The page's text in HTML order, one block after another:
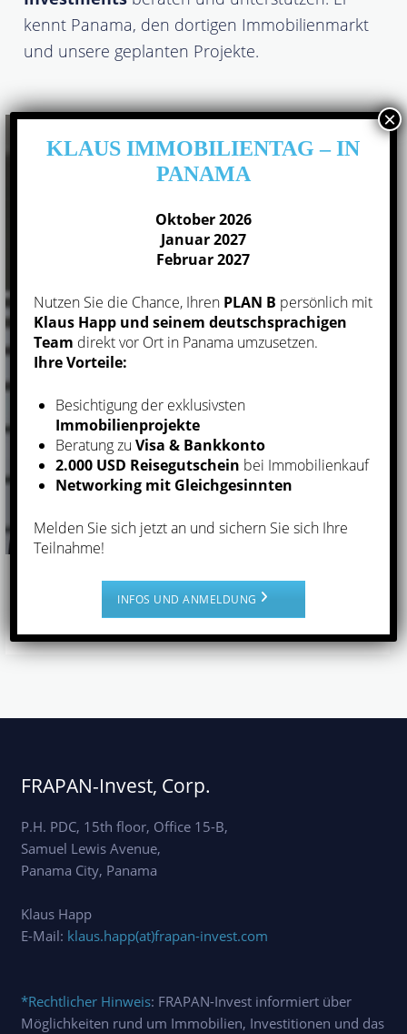
kennt Panama, den dortigen Immobilienmarkt
und unsere geplanten Projekte.
JOCHEN BALL
STEUERBERATER & WIRTSCHAFTSPRÜFER
FRAPAN-Invest, Corp.
P.H. PDC, 15th floor, Office 15-B,
Samuel Lewis Avenue,
Panama City, Panama
Klaus Happ
E-Mail: klaus.happ(at)frapan-invest.com
*Rechtlicher Hinweis: FRAPAN-Invest informiert über
Möglichkeiten rund um Immobilien, Investitionen und das
KLAUS IMMOBILIENTAG – IN
PANAMA
Oktober 2026
Januar 2027
Februar 2027
Nutzen Sie die Chance, Ihren PLAN B persönlich mit
Klaus Happ und seinem deutschsprachigen
Team direkt vor Ort in Panama umzusetzen.
Ihre Vorteile:
Besichtigung der exklusivsten
Immobilienprojekte
Beratung zuVisa & Bankkonto
2.000 USD Reisegutschein bei Immobilienkauf
Networking mit Gleichgesinnten
Melden Sie sich jetzt an und sichern Sie sich Ihre
Teilnahme!
INFOS UND ANMELDUNG